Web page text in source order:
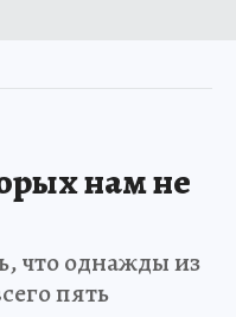
нам не
что однажды из
пять